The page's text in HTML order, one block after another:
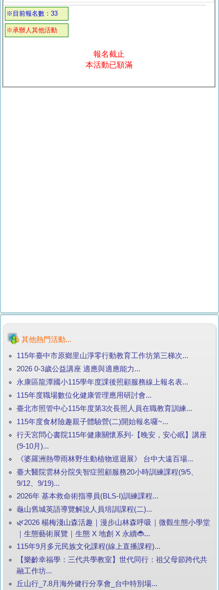
※目前報名數：33
※承辦人其他活動
報名截止
本活動已額滿
其他熱門活動...
115年臺中市原鄉里山淨零行動教育工作坊第三梯次...
2026 0-3歲公益講座 適應與適應能力...
永康區龍潭國小115學年度課後照顧服務線上報名表...
115年度職場數位化健康管理應用研討會...
臺北市照管中心115年度第3次長照人員在職教育訓練...
115年度食材險趣親子體驗營(二)開始報名囉~...
行天宮問心書院115年健康關懷系列-【晚安，安心眠】講座
(9-10月)...
《婆羅洲熱帶雨林野生動植物巡迴展》 台中大遠百場...
臺大醫院雲林分院失智症照顧服務20小時訓練課程(9/5、
9/12、9/19)...
2026年 基本救命術指導員(BLS-I)訓練課程...
龜山舊城英語導覽解說人員培訓課程(二)...
🌿2026 楊梅淺山森活趣｜漫步山林森呼吸｜微觀生態小學堂
｜生態藝術展覽｜生態 X 地創 X 永續🐞...
115年9月多元民族文化課程(線上直播課程)...
【樂齡幸福學：三代共學教室】世代同行：祖父母節跨代共
融工作坊...
丘山行_7.8月海外健行分享會_台中特別場...